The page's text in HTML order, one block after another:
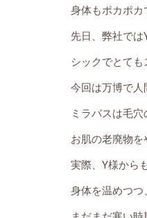
身体もポカポカ
先日、弊社では
シックでとて
今回は万博で人
ミラバスは毛
お肌の老廃物を
実際、Y様から
身体を温めつつ